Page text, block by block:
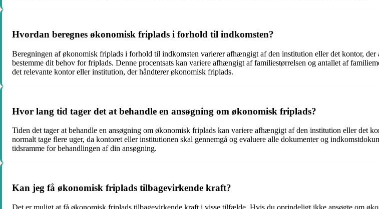
Hvordan beregnes økonomisk friplads i forhold til indkomsten?
Beregningen af økonomisk friplads i forhold til indkomsten varierer afhængigt af den institution eller det kontor,
bestemme dit behov for friplads. Denne procentsats kan variere afhængigt af familiestørrelsen og antallet af
det relevante kontor eller institution, der håndterer økonomisk friplads.
Hvor lang tid tager det at behandle en ansøgning om økonomisk friplads?
Tiden det tager at behandle en ansøgning om økonomisk friplads kan variere afhængigt af den institution eller det
normalt tage flere uger, da kontoret eller institutionen skal gennemgå og evaluere alle dokumenter og
tidsramme for behandlingen af din ansøgning.
Kan jeg få økonomisk friplads tilbagevirkende kraft?
Det er muligt at få økonomisk friplads tilbagevirkende kraft i visse tilfælde. Hvis du oprindeligt ikke ansøgte om